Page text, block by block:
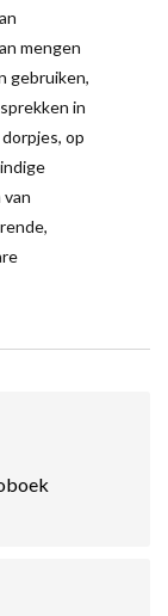
mengen
gebruiken,
in
op